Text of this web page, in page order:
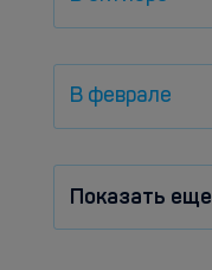
В феврале
Показать еще